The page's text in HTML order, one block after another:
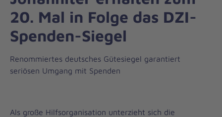
20. Mal in Folge das DZI-
Spenden-Siegel
Renommiertes deutsches Gütesiegel garantiert
seriösen Umgang mit Spenden
Als große Hilfsorganisation unterzieht sich die